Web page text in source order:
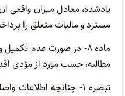
یادشده، معادل میزان واقعی
مسترد و مالیات متعلق را
مطالبه، حسب مورد از مؤدی
تبصره ۱- چنانچه